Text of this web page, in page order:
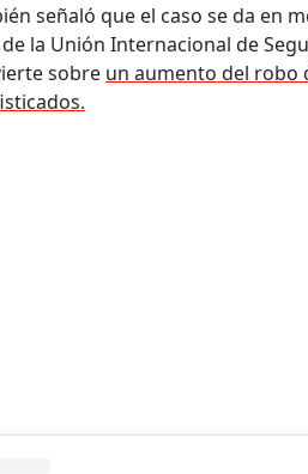
señaló que el caso se da en
la Unión Internacional de
sobre un aumento del robo